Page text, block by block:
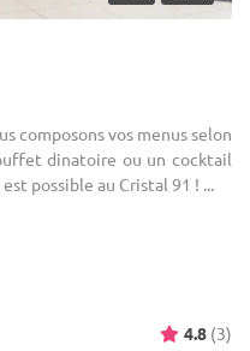
composons vos menus selon
dinatoire ou un cocktail
possible au Cristal 91 ! ...
4.8 (3)